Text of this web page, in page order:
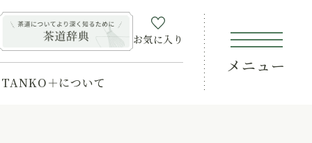
お気に入り
メニュー
TANKO＋について